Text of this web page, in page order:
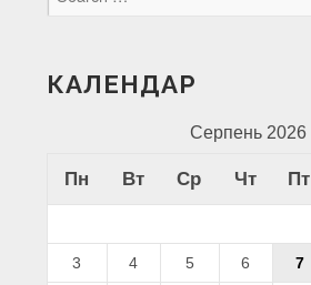
КАЛЕНДАР
Серпень 2026
Пн Вт Ср Чт Пт
3 4 5 6 7